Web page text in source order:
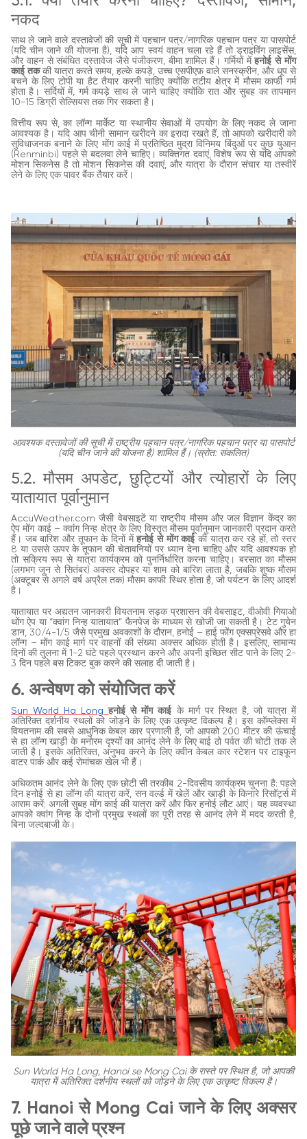
नकद
साथ ले जाने वाले दस्तावेजों की सूची में पहचान पत्र/नागरिक पहचान पत्र या पासपोर्ट
(यदि चीन जाने की योजना है), यदि आप स्वयं वाहन चला रहे हैं तो ड्राइविंग लाइसेंस,
और वाहन से संबंधित दस्तावेज जैसे पंजीकरण, बीमा शामिल हैं। गर्मियों मेंहनोई से मोंग
काई तककी यात्रा करते समय, हल्के कपड़े, उच्च एसपीएफ़ वाले सनस्क्रीन, और धूप से
बचने के लिए टोपी या हैट तैयार करनी चाहिए क्योंकि तटीय क्षेत्र में मौसम काफी गर्म
होता है। सर्दियों में, गर्म कपड़े साथ ले जाने चाहिए क्योंकि रात और सुबह का तापमान
10-15 डिग्री सेल्सियस तक गिर सकता है।
वित्तीय रूप से, का लॉन्ग मार्केट या स्थानीय सेवाओं में उपयोग के लिए नकद ले जाना
आवश्यक है। यदि आप चीनी सामान खरीदने का इरादा रखते हैं, तो आपको खरीदारी को
सुविधाजनक बनाने के लिए मोंग काई में प्रतिष्ठित मुद्रा विनिमय बिंदुओं पर कुछ युआन
(Renminbi) पहले से बदलवा लेने चाहिए। व्यक्तिगत दवाएं, विशेष रूप से यदि आपको
मोशन सिकनेस है तो मोशन सिकनेस की दवाएं, और यात्रा के दौरान संचार या तस्वीरें
लेने के लिए एक पावर बैंक तैयार करें।
आवश्यक दस्तावेजों की सूची में राष्ट्रीय पहचान पत्र/नागरिक पहचान पत्र या पासपोर्ट
(यदि चीन जाने की योजना है) शामिल हैं। (स्रोत: संकलित)
5.2. मौसम अपडेट, छुट्टियों और त्योहारों के लिए
यातायात पूर्वानुमान
AccuWeather.com जैसी वेबसाइटें या राष्ट्रीय मौसम और जल विज्ञान केंद्र का
ऐप मोंग काई – क्वांग निन्ह क्षेत्र के लिए विस्तृत मौसम पूर्वानुमान जानकारी प्रदान करते
हैं। जब बारिश और तूफान के दिनों मेंहनोई से मोंग काईकी यात्रा कर रहे हों, तो स्तर
8 या उससे ऊपर के तूफान की चेतावनियों पर ध्यान देना चाहिए और यदि आवश्यक हो
तो सक्रिय रूप से यात्रा कार्यक्रम को पुनर्निर्धारित करना चाहिए। बरसात का मौसम
(लगभग जून से सितंबर) अक्सर दोपहर या शाम को बारिश लाता है, जबकि शुष्क मौसम
(अक्टूबर से अगले वर्ष अप्रैल तक) मौसम काफी स्थिर होता है, जो पर्यटन के लिए आदर्श
है।
यातायात पर अद्यतन जानकारी वियतनाम सड़क प्रशासन की वेबसाइट, वीओवी गियाओ
थोंग ऐप या “क्वांग निन्ह यातायात” फैनपेज के माध्यम से खोजी जा सकती है। टेट गुयेन
डान, 30/4-1/5 जैसे प्रमुख अवकाशों के दौरान, हनोई – हाई फोंग एक्सप्रेसवे और हा
लॉन्ग – मोंग काई मार्ग पर वाहनों की संख्या अक्सर अधिक होती है। इसलिए, सामान्य
दिनों की तुलना में 1-2 घंटे पहले प्रस्थान करने और अपनी इच्छित सीट पाने के लिए 2-
3 दिन पहले बस टिकट बुक करने की सलाह दी जाती है।
6. अन्वेषण को संयोजित करें
Sun World Ha Long हनोई से मोंग काईके मार्ग पर स्थित है, जो यात्रा में
अतिरिक्त दर्शनीय स्थलों को जोड़ने के लिए एक उत्कृष्ट विकल्प है। इस कॉम्प्लेक्स में
वियतनाम की सबसे आधुनिक केबल कार प्रणाली है, जो आपको 200 मीटर की ऊंचाई
से हा लॉन्ग खाड़ी के मनोरम दृश्यों का आनंद लेने के लिए बाई ठो पर्वत की चोटी तक ले
जाती है। इसके अतिरिक्त, अनुभव करने के लिए क्वीन केबल कार स्टेशन पर टाइफून
वाटर पार्क और कई रोमांचक खेल भी हैं।
अधिकतम आनंद लेने के लिए एक छोटी सी तरकीब 2-दिवसीय कार्यक्रम चुनना है: पहले
दिन हनोई से हा लॉन्ग की यात्रा करें, सन वर्ल्ड में खेलें और खाड़ी के किनारे रिसॉर्ट्स में
आराम करें; अगली सुबह मोंग काई की यात्रा करें और फिर हनोई लौट आएं। यह व्यवस्था
आपको क्वांग निन्ह के दोनों प्रमुख स्थलों का पूरी तरह से आनंद लेने में मदद करती है,
बिना जल्दबाजी के।
Sun World Ha Long, Hanoi se Mong Cai के रास्ते पर स्थित है, जो आपकी
यात्रा में अतिरिक्त दर्शनीय स्थलों को जोड़ने के लिए एक उत्कृष्ट विकल्प है।
7. Hanoi से Mong Cai जाने के लिए अक्सर
पूछे जाने वाले प्रश्न